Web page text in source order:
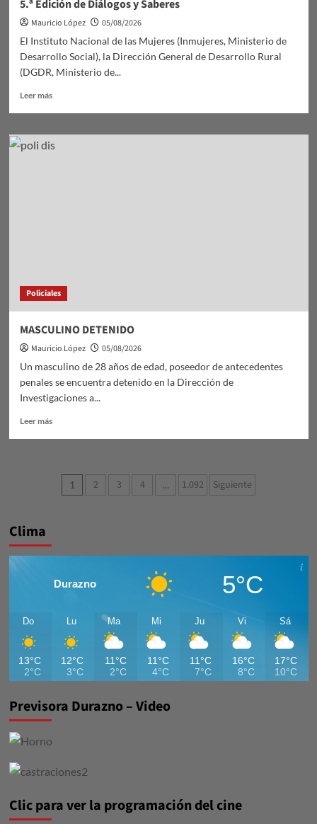
5.ª Edición de Diálogos y Saberes
Mauricio López
05/08/2026
El Instituto Nacional de las Mujeres (Inmujeres, Ministerio de
Desarrollo Social), la Dirección General de Desarrollo Rural
(DGDR, Ministerio de...
Leer másLeer
5.ª
Edición
Policiales
MASCULINO DETENIDO
Mauricio López
05/08/2026
Un masculino de 28 años de edad, poseedor de antecedentes
penales se encuentra detenido en la Dirección de
Investigaciones a...
Leer másLeer
DETENIDO
Paginación
1 2 3 4 … 1.092 Siguiente
Clima
Durazno 5°C
Do
13°C
2°C
Lu
12°C
3°C
Ma
11°C
2°C
Mi
11°C
4°C
Ju
11°C
7°C
Vi
16°C
8°C
Sá
17°C
10°C
Previsora Durazno – Video
Clic para ver la programación del cine